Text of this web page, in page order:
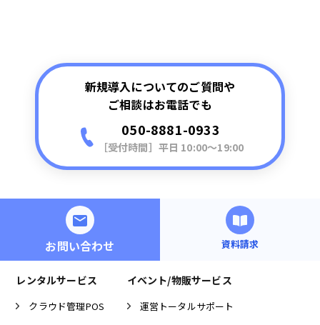
新規導入についてのご質問や
ご相談はお電話でも
050-8881-0933
［受付時間］平日 10:00〜19:00
お問い合わせ 資料請求
レンタルサービス
クラウド管理POS
イベント/物販サービス
運営トータルサポート